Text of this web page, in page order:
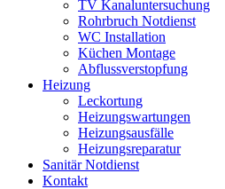
TV Kanaluntersuchung
Rohrbruch Notdienst
WC Installation
Küchen Montage
Abflussverstopfung
Heizung
Leckortung
Heizungswartungen
Heizungsausfälle
Heizungsreparatur
Sanitär Notdienst
Kontakt